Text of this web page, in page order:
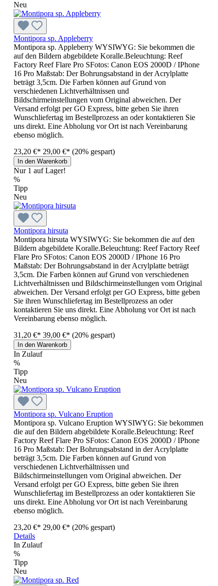
Neu
Montipora sp. Appleberry
Montipora sp. Appleberry WYSIWYG: Sie bekommen die
auf den Bildern abgebildete Koralle.Beleuchtung: Reef
Factory Reef Flare Pro SFotos: Canon EOS 2000D / IPhone
16 Pro Maßstab: Der Bohrungsabstand in der Acrylplatte
beträgt 3,5cm. Die Farben können auf Grund von
verschiedenen Lichtverhältnissen und
Bildschirmeinstellungen vom Original abweichen. Der
Versand erfolgt per GO Express, bitte geben Sie ihren
Wunschliefertag im Bestellprozess an oder kontaktieren Sie
uns direkt. Eine Abholung vor Ort ist nach Vereinbarung
ebenso möglich.
23,20 €* 29,00 €* (20% gespart)
In den Warenkorb
Nur 1 auf Lager!
%
Tipp
Neu
Montipora hirsuta
Montipora hirsuta WYSIWYG: Sie bekommen die auf den
Bildern abgebildete Koralle.Beleuchtung: Reef Factory Reef
Flare Pro SFotos: Canon EOS 2000D / IPhone 16 Pro
Maßstab: Der Bohrungsabstand in der Acrylplatte beträgt
3,5cm. Die Farben können auf Grund von verschiedenen
Lichtverhältnissen und Bildschirmeinstellungen vom Original
abweichen. Der Versand erfolgt per GO Express, bitte geben
Sie ihren Wunschliefertag im Bestellprozess an oder
kontaktieren Sie uns direkt. Eine Abholung vor Ort ist nach
Vereinbarung ebenso möglich.
31,20 €* 39,00 €* (20% gespart)
In den Warenkorb
In Zulauf
%
Tipp
Neu
Montipora sp. Vulcano Eruption
Montipora sp. Vulcano Eruption WYSIWYG: Sie bekommen
die auf den Bildern abgebildete Koralle.Beleuchtung: Reef
Factory Reef Flare Pro SFotos: Canon EOS 2000D / IPhone
16 Pro Maßstab: Der Bohrungsabstand in der Acrylplatte
beträgt 3,5cm. Die Farben können auf Grund von
verschiedenen Lichtverhältnissen und
Bildschirmeinstellungen vom Original abweichen. Der
Versand erfolgt per GO Express, bitte geben Sie ihren
Wunschliefertag im Bestellprozess an oder kontaktieren Sie
uns direkt. Eine Abholung vor Ort ist nach Vereinbarung
ebenso möglich.
23,20 €* 29,00 €* (20% gespart)
Details
In Zulauf
%
Tipp
Neu